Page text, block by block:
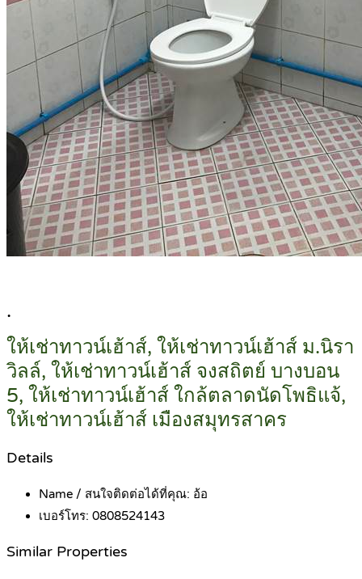
.
ให้เช่าทาวน์เฮ้าส์, ให้เช่าทาวน์เฮ้าส์ ม.นิรา
วิลล์, ให้เช่าทาวน์เฮ้าส์ จงสถิตย์ บางบอน
5, ให้เช่าทาวน์เฮ้าส์ ใกล้ตลาดนัดโพธิแจ้,
ให้เช่าทาวน์เฮ้าส์ เมืองสมุทรสาคร
Details
Name / สนใจติดต่อได้ที่คุณ: อ้อ
เบอร์โทร: 0808524143
Similar Properties